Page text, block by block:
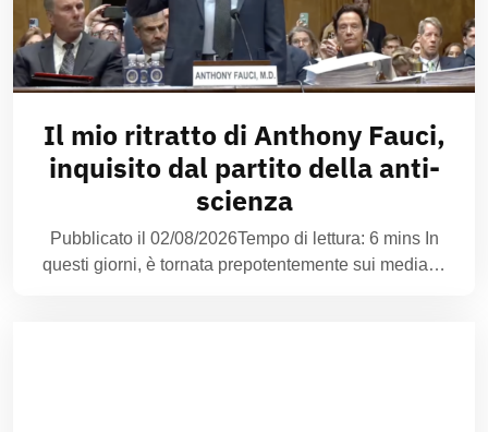
Il mio ritratto di Anthony Fauci,
inquisito dal partito della anti-
scienza
Pubblicato il 02/08/2026Tempo di lettura: 6 mins In
questi giorni, è tornata prepotentemente sui media…